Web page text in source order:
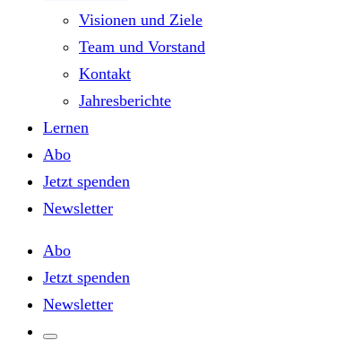
Visionen und Ziele
Team und Vorstand
Kontakt
Jahresberichte
Lernen
Abo
Jetzt spenden
Newsletter
Abo
Jetzt spenden
Newsletter